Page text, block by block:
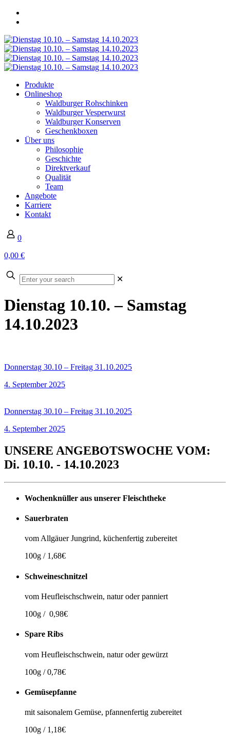
Produkte
Onlineshop
Waldburger Rohschinken
Waldburger Vesperwurst
Waldburger Konserven
Geschenkboxen
Über uns
Philosophie
Geschichte
Direktverkauf
Qualität
Team
Angebote
Karriere
Kontakt
0
0,00 €
Enter
your
✕
Dienstag 10.10. – Samstag
14.10.2023
Donnerstag 30.10 – Freitag 31.10.2025
4. September 2025
Donnerstag 30.10 – Freitag 31.10.2025
4. September 2025
UNSERE ANGEBOTSWOCHE VOM:
Di. 10.10. - 14.10.2023
Wochenknüller aus unserer Fleischtheke
Sauerbraten
vom Allgäuer Jungrind, küchenfertig zubereitet
100g / 1,68€
Schweineschnitzel
vom Heufleischschwein, natur oder panniert
100g / 0,98€
Spare Ribs
vom Heufleischschwein, natur oder gewürzt
100g / 0,78€
Gemüsepfanne
mit saisonalem Gemüse, pfannenfertig zubereitet
100g / 1,18€